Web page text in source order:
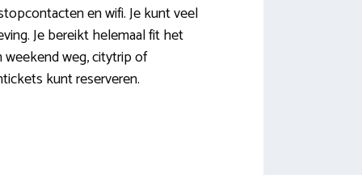
en wifi. Je kunt veel
Je bereikt helemaal fit het
weg, citytrip of
kunt reserveren.